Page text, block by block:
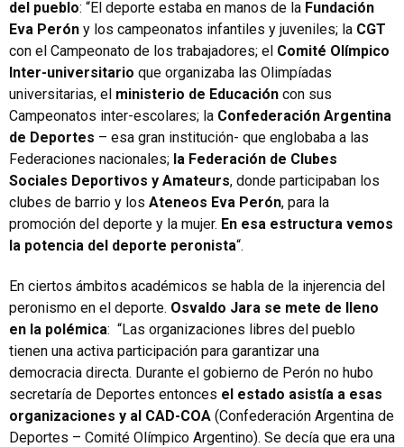
del pueblo: “El deporte estaba en manos de la Fundación
Eva Perón y los campeonatos infantiles y juveniles; la CGT
con el Campeonato de los trabajadores; el Comité Olímpico
Inter-universitario que organizaba las Olimpíadas
universitarias, el ministerio de Educación con sus
Campeonatos inter-escolares; la Confederación Argentina
de Deportes – esa gran institución- que englobaba a las
Federaciones nacionales; la Federación de Clubes
Sociales Deportivos y Amateurs, donde participaban los
clubes de barrio y los Ateneos Eva Perón, para la
promoción del deporte y la mujer. En esa estructura vemos
la potencia del deporte peronista“.
En ciertos ámbitos académicos se habla de la injerencia del
peronismo en el deporte. Osvaldo Jara se mete de lleno
en la polémica: “Las organizaciones libres del pueblo
tienen una activa participación para garantizar una
democracia directa. Durante el gobierno de Perón no hubo
secretaría de Deportes entonces el estado asistía a esas
organizaciones y al CAD-COA (Confederación Argentina de
Deportes – Comité Olímpico Argentino). Se decía que era una